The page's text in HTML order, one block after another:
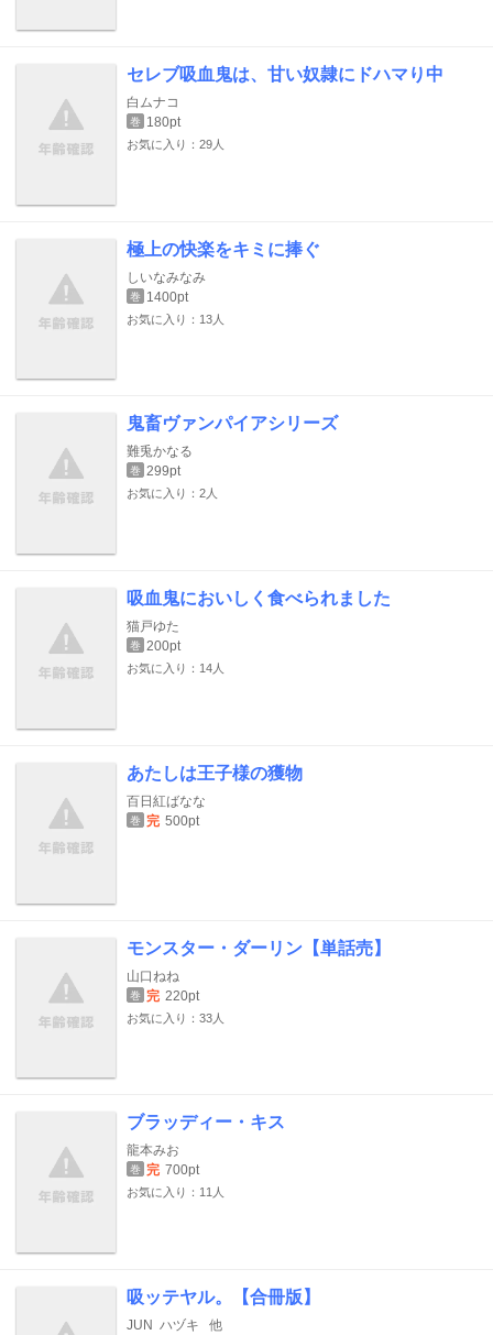
セレブ吸血鬼は、甘い奴隷にドハマり中
白ムナコ
巻 180pt
お気に入り：29人
極上の快楽をキミに捧ぐ
しいなみなみ
巻 1400pt
お気に入り：13人
鬼畜ヴァンパイアシリーズ
難兎かなる
巻 299pt
お気に入り：2人
吸血鬼においしく食べられました
猫戸ゆた
巻 200pt
お気に入り：14人
あたしは王子様の獲物
百日紅ばなな
巻 完 500pt
モンスター・ダーリン【単話売】
山口ねね
巻 完 220pt
お気に入り：33人
ブラッディー・キス
龍本みお
巻 完 700pt
お気に入り：11人
吸ッテヤル。【合冊版】
JUN ハヅキ 他